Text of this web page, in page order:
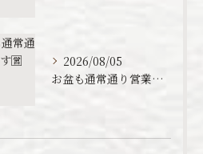
2026/08/05
お盆も通常通り営業です🈺↓↓↓